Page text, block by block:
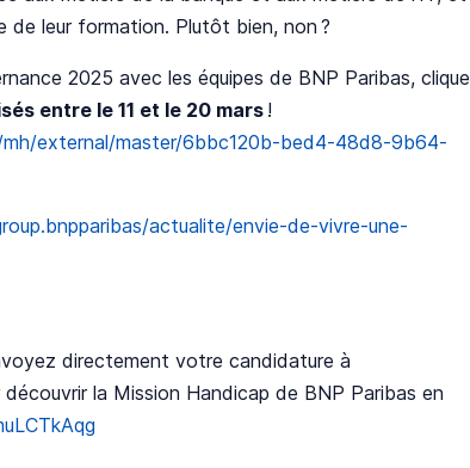
de leur formation. Plutôt bien, non ?
2025 avec les équipes de BNP Paribas, clique
entre le 11 et le 20 mars !
external/master/6bbc120b-bed4-48d8-9b64-
actualite/envie-de-vivre-une-
directement votre candidature à
découvrir la Mission Handicap de BNP Paribas en